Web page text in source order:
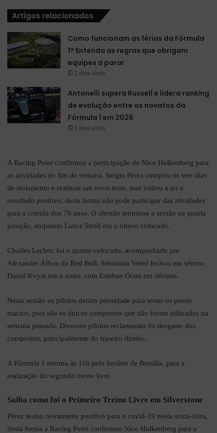
Artigos relacionados
Como funcionam as férias da Fórmula
1? Entenda as regras que obrigam
equipes a parar
2 dias atrás
Antonelli supera Russell e lidera ranking
de evolução entre os novatos da
Fórmula 1 em 2026
2 dias atrás
A Racing Point confirmou a participação de Nico Hulkenberg para
as atividades do fim de semana. Sergio Pérez cumpriu os sete dias
de isolamento e realizou um novo teste, mas voltou a ter o
resultado positivo, desta forma não pode participar das atividades
para a corrida dos 70 anos. O alemão terminou a sessão na quarta
posição, enquanto Lance Stroll era o oitavo colocado.
Charles Leclerc foi o quinto colocado, acompanhado por
Alexander Albon da Red Bull. Sebastian Vettel fechou em sétimo.
Daniil Kvyat era o nono, com Esteban Ocon em décimo.
Nesta sessão os pilotos deram prioridade para testar os pneus
macios, pois são os únicos compostos que não foram utilizados na
semana passada. Diversos pilotos reclamaram do desgaste dos
compostos, principalmente do traseiro direito.
A Fórmula 1 retorna às 11h pelo horário de Brasília, para a
realização do segundo treino livre.
Saiba como foi o Primeiro Treino Livre em Silverstone
Pérez testou novamente positivo para o covid-19 nesta sexta-feira,
desta forma a Racing Point confirmou Nico Hulkenberg para a